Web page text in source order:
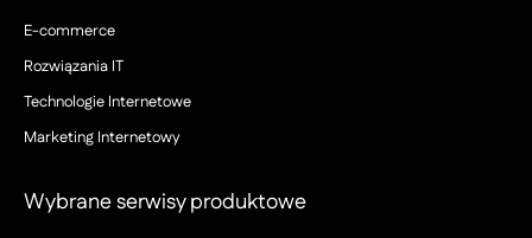
E-commerce
Rozwiązania IT
Technologie Internetowe
Marketing Internetowy
Wybrane serwisy produktowe